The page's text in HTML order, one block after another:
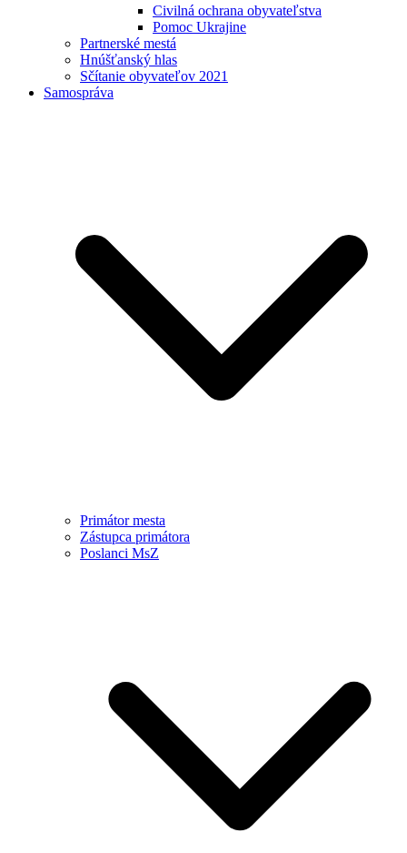
Civilná ochrana obyvateľstva
Pomoc Ukrajine
Partnerské mestá
Hnúšťanský hlas
Sčítanie obyvateľov 2021
Samospráva
Primátor mesta
Zástupca primátora
Poslanci MsZ